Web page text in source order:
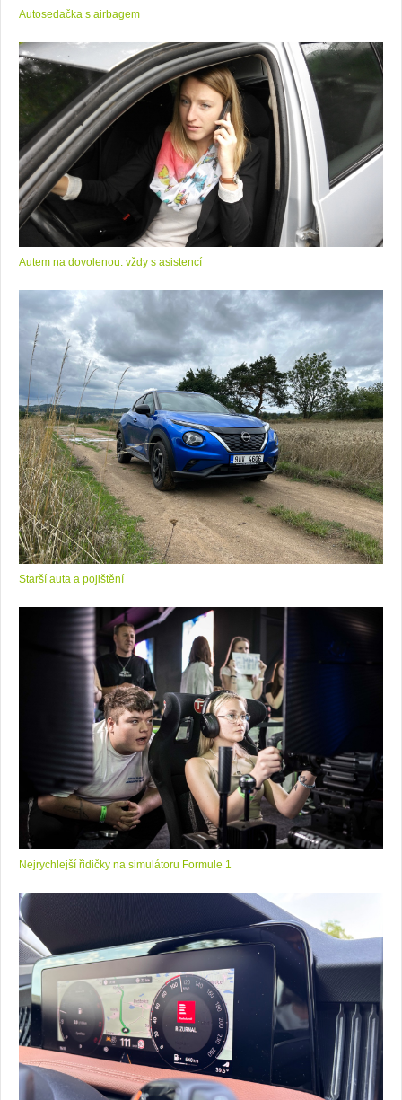
Autosedačka s airbagem
Autem na dovolenou: vždy s asistencí
Starší auta a pojištění
Nejrychlejší řidičky na simulátoru Formule 1